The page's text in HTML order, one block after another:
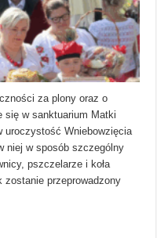
za plony oraz o
się w sanktuarium Matki
uroczystość Wniebowzięcia
niej w sposób szczególny
pszczelarze i koła
przeprowadzony